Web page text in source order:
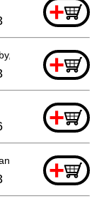
+
G23ss +
+
(schwarz), Cm9b
+